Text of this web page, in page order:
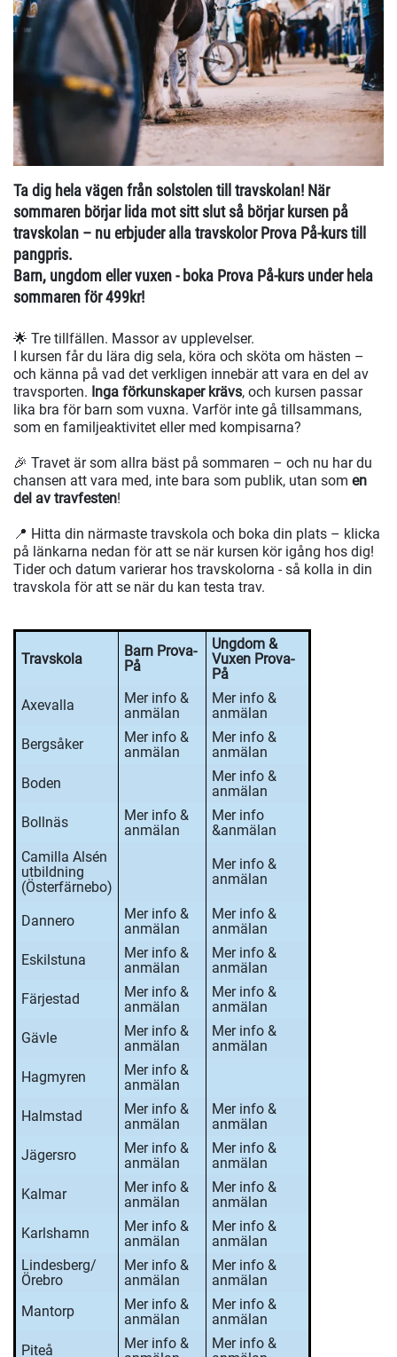
Ta dig hela vägen från solstolen till travskolan! När
sommaren börjar lida mot sitt slut så börjar kursen på
travskolan – nu erbjuder alla travskolor Prova På-kurs till
pangpris.
Barn, ungdom eller vuxen - boka Prova På-kurs under hela
sommaren för 499kr!
🌟 Tre tillfällen. Massor av upplevelser.
I kursen får du lära dig sela, köra och sköta om hästen –
och känna på vad det verkligen innebär att vara en del av
travsporten. Inga förkunskaper krävs, och kursen passar
lika bra för barn som vuxna. Varför inte gå tillsammans,
som en familjeaktivitet eller med kompisarna?
🎉 Travet är som allra bäst på sommaren – och nu har du
chansen att vara med, inte bara som publik, utan som en
del av travfesten!
📍 Hitta din närmaste travskola och boka din plats – klicka
på länkarna nedan för att se när kursen kör igång hos dig!
Tider och datum varierar hos travskolorna - så kolla in din
travskola för att se när du kan testa trav.
Travskola
Barn Prova-
På
Ungdom &
Vuxen Prova-
På
Axevalla
Mer info &
anmälan
Mer info &
anmälan
Bergsåker
Mer info &
anmälan
Mer info &
anmälan
Boden
Mer info &
anmälan
Bollnäs
Mer info &
anmälan
Mer info
&anmälan
Camilla Alsén
utbildning
(Österfärnebo)
Mer info &
anmälan
Dannero
Mer info &
anmälan
Mer info &
anmälan
Eskilstuna
Mer info &
anmälan
Mer info &
anmälan
Färjestad
Mer info &
anmälan
Mer info &
anmälan
Gävle
Mer info &
anmälan
Mer info &
anmälan
Hagmyren
Mer info &
anmälan
Halmstad
Mer info &
anmälan
Mer info &
anmälan
Jägersro
Mer info &
anmälan
Mer info &
anmälan
Kalmar
Mer info &
anmälan
Mer info &
anmälan
Karlshamn
Mer info &
anmälan
Mer info &
anmälan
Lindesberg/
Örebro
Mer info &
anmälan
Mer info &
anmälan
Mantorp
Mer info &
anmälan
Mer info &
anmälan
Piteå
Mer info &
Mer info &